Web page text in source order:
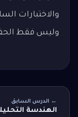
والاختبارات
وليس فقط
← الدرس السابق
الهندسة